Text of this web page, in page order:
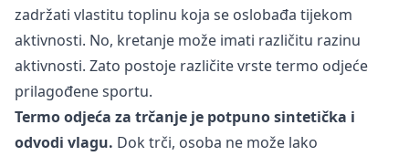
zadržati vlastitu toplinu koja se oslobađa tijekom
aktivnosti. No, kretanje može imati različitu razinu
aktivnosti. Zato postoje različite vrste termo odjeće
prilagođene sportu.
Termo odjeća za trčanje je potpuno sintetička i
odvodi vlagu. Dok trči, osoba ne može lako